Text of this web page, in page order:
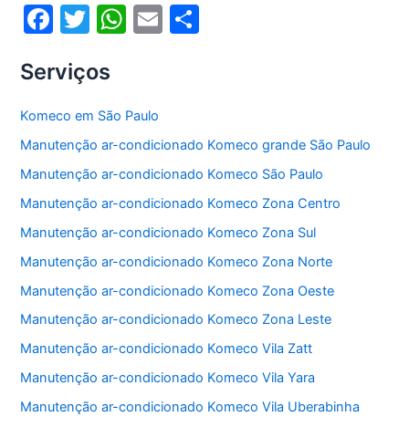
F
c
e
b
o
o
k
T
itt
er
W
s
A
p
p
E
Serviços
Komeco em São Paulo
Manutenção ar-condicionado Komeco grande São Paulo
Manutenção ar-condicionado Komeco São Paulo
Manutenção ar-condicionado Komeco Zona Centro
Manutenção ar-condicionado Komeco Zona Sul
Manutenção ar-condicionado Komeco Zona Norte
Manutenção ar-condicionado Komeco Zona Oeste
Manutenção ar-condicionado Komeco Zona Leste
Manutenção ar-condicionado Komeco Vila Zatt
Manutenção ar-condicionado Komeco Vila Yara
Manutenção ar-condicionado Komeco Vila Uberabinha